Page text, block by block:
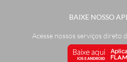
BAIXE NOSSO
Acesse nossos serviços direto